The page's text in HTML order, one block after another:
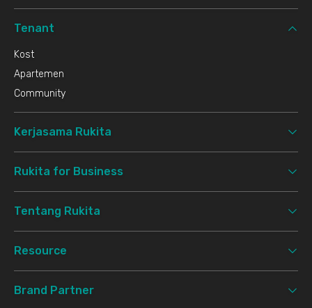
Tenant
Kost
Apartemen
Community
Kerjasama Rukita
Rukita for Business
Tentang Rukita
Resource
Brand Partner